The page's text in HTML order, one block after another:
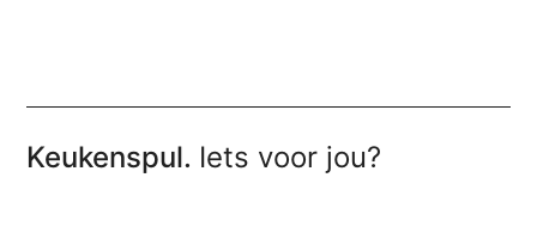
Keukenspul. Iets voor jou?